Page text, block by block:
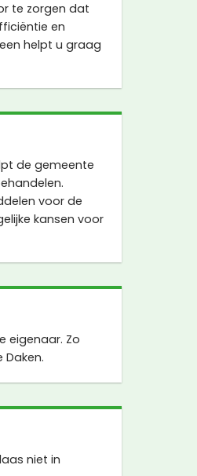
te zorgen dat
en
helpt u graag
de gemeente
voor de
kansen voor
eigenaar. Zo
niet in